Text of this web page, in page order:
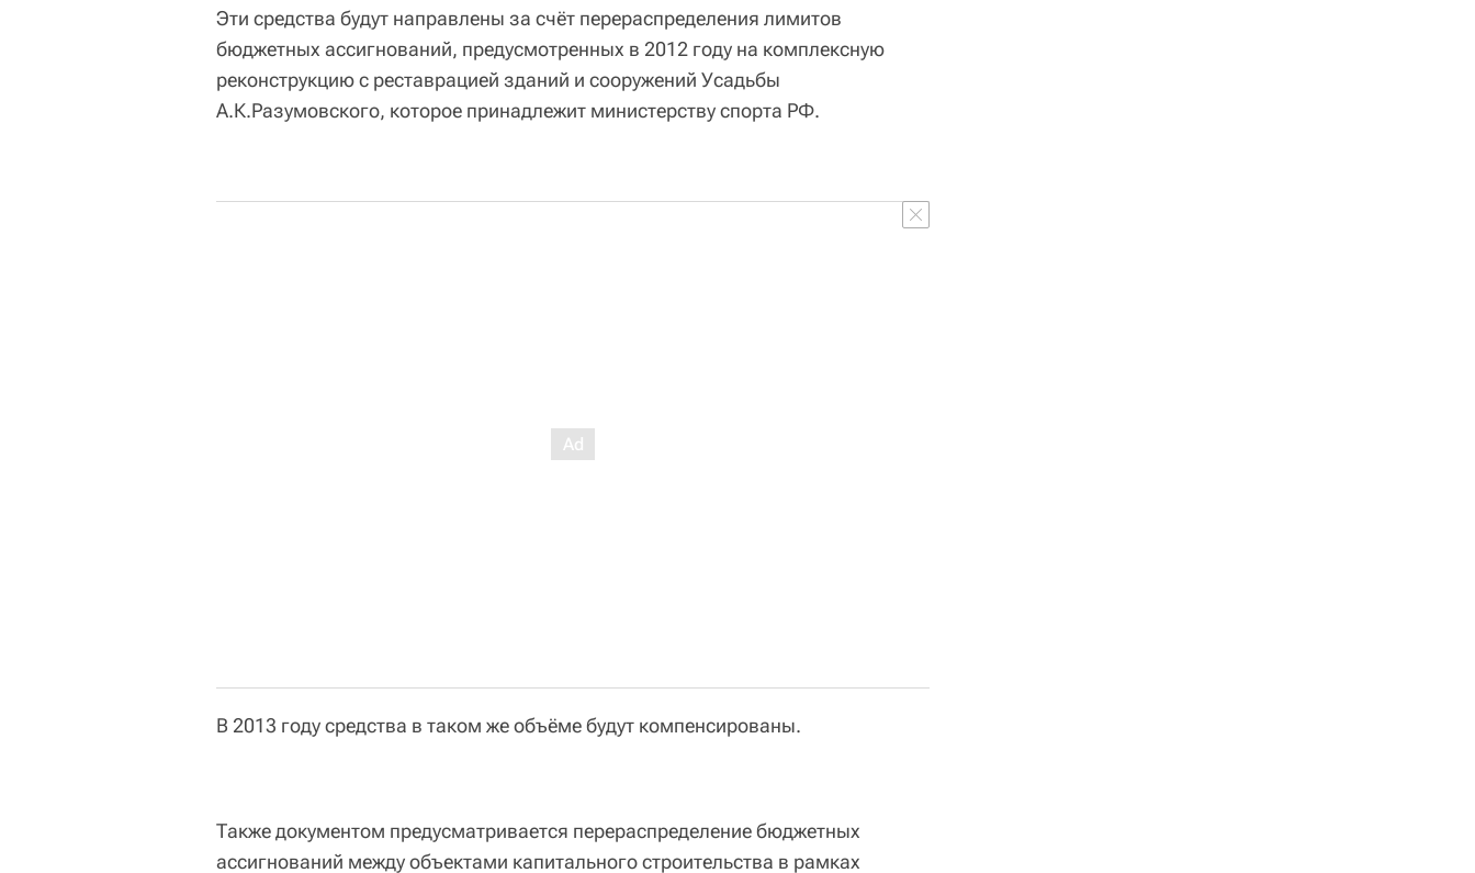
Эти средства будут направлены за счёт перераспределения лимитов
бюджетных ассигнований, предусмотренных в 2012 году на комплексную
реконструкцию с реставрацией зданий и сооружений Усадьбы
А.К.Разумовского, которое принадлежит министерству спорта РФ.
В 2013 году средства в таком же объёме будут компенсированы.
Также документом предусматривается перераспределение бюджетных
ассигнований между объектами капитального строительства в рамках